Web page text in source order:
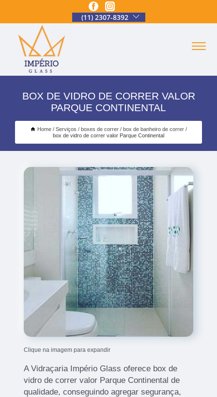
(11) 2307-8392
BOX DE VIDRO DE CORRER VALOR
PARQUE CONTINENTAL
Home Serviços boxes de correr
box de banheiro de correr
box de vidro de correr valor Parque Continental
Clique na imagem para expandir
A Vidraçaria Império Glass oferece box de
vidro de correr valor Parque Continental de
qualidade, conseguindo agregar segurança,